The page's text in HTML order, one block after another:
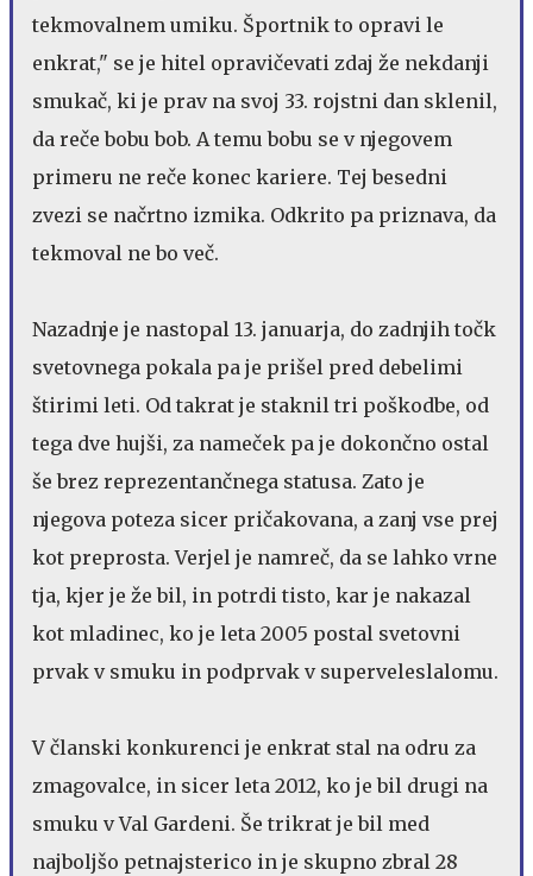
tekmovalnem umiku. Športnik to opravi le
enkrat," se je hitel opravičevati zdaj že nekdanji
smukač, ki je prav na svoj 33. rojstni dan sklenil,
da reče bobu bob. A temu bobu se v njegovem
primeru ne reče konec kariere. Tej besedni
zvezi se načrtno izmika. Odkrito pa priznava, da
tekmoval ne bo več.
Nazadnje je nastopal 13. januarja, do zadnjih točk
svetovnega pokala pa je prišel pred debelimi
štirimi leti. Od takrat je staknil tri poškodbe, od
tega dve hujši, za nameček pa je dokončno ostal
še brez reprezentančnega statusa. Zato je
njegova poteza sicer pričakovana, a zanj vse prej
kot preprosta. Verjel je namreč, da se lahko vrne
tja, kjer je že bil, in potrdi tisto, kar je nakazal
kot mladinec, ko je leta 2005 postal svetovni
prvak v smuku in podprvak v superveleslalomu.
V članski konkurenci je enkrat stal na odru za
zmagovalce, in sicer leta 2012, ko je bil drugi na
smuku v Val Gardeni. Še trikrat je bil med
najboljšo petnajsterico in je skupno zbral 28